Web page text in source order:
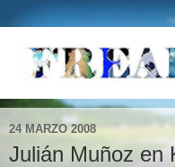
24 MARZO 2008
Julián Muñoz en